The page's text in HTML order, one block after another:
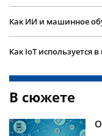
Как ИИ и машинное
Как IoT
В сюжете